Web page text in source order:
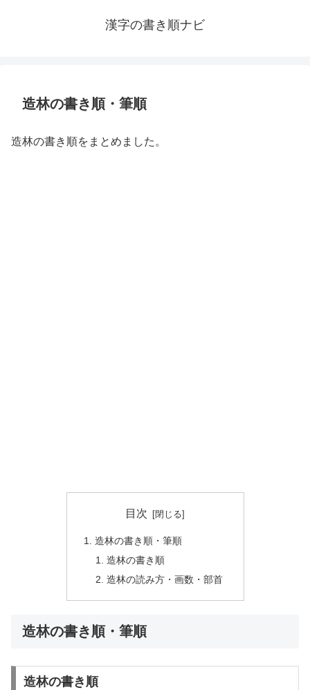
漢字の書き順ナビ
造林の書き順・筆順
造林の書き順をまとめました。
目次
造林の書き順・筆順
造林の書き順
造林の読み方・画数・部首
造林の書き順・筆順
造林の書き順